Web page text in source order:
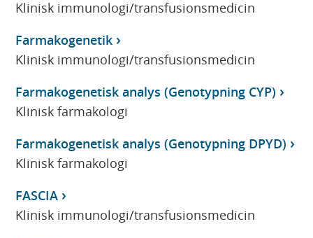
Klinisk immunologi/transfusionsmedicin
Farmakogenetik
Klinisk immunologi/transfusionsmedicin
Farmakogenetisk analys (Genotypning CYP)
Klinisk farmakologi
Farmakogenetisk analys (Genotypning DPYD)
Klinisk farmakologi
FASCIA
Klinisk immunologi/transfusionsmedicin